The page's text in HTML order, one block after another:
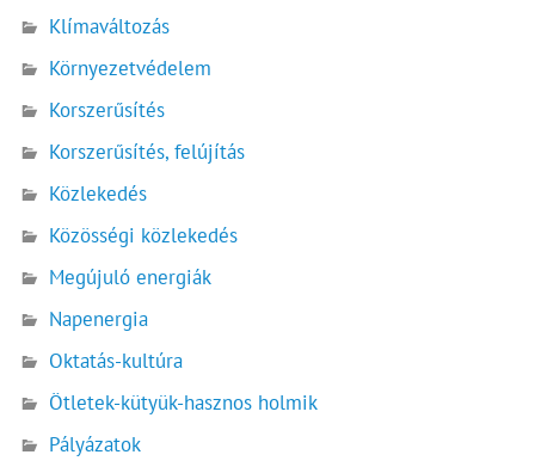
Klímaváltozás
Környezetvédelem
Korszerűsítés
Korszerűsítés, felújítás
Közlekedés
Közösségi közlekedés
Megújuló energiák
Napenergia
Oktatás-kultúra
Ötletek-kütyük-hasznos holmik
Pályázatok